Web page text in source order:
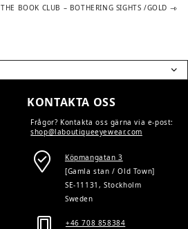
Next
THE BOOK CLUB – BOTHERING SIGHTS /GOLD
KONTAKTA OSS
Frågor? Kontakta oss gärna via e-post:
shop@laboutiqueeyewear.com
Köpmangatan 3
[Gamla stan / Old Town]
SE-11131, Stockholm
Sweden
+46 708 858384